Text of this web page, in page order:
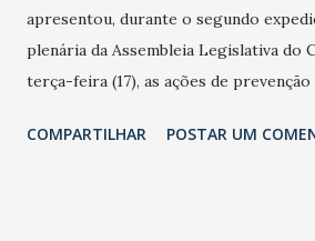
apresentou, durante o segundo
plenária da Assembleia Legislativa do
terça-feira (17), as ações de
adotadas pelo Governo do Estado na
COMPARTILHAR POSTAR UM